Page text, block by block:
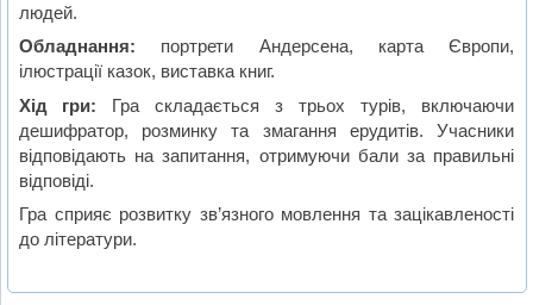
людей.
Обладнання: портрети Андерсена, карта Європи,
ілюстрації казок, виставка книг.
Хід гри: Гра складається з трьох турів, включаючи
дешифратор, розминку та змагання ерудитів. Учасники
відповідають на запитання, отримуючи бали за правильні
відповіді.
Гра сприяє розвитку зв’язного мовлення та зацікавленості
до літератури.